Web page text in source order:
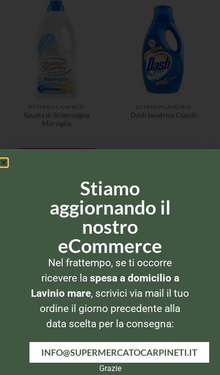
DETERSIVI LAVATRICE
Spuma di Sciampagna
Marsiglia
DETERSIVI LAVATRICE
Dash lavatrice Classic
DETERSIVI BUCATO
Vanish Oxi Action 600 gr
DETERSIVI LAVATRICE
Dixan Lavatrice
Stiamo
aggiornando il
nostro
eCommerce
Nel frattempo, se ti occorre
ricevere la spesa a domicilio a
Lavinio mare, scrivici via mail il tuo
ordine il giorno precedente alla
data scelta per la consegna:
INFO@SUPERMERCATOCARPINETI.IT
Grazie